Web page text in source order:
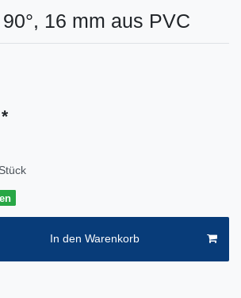
16 mm aus PVC
*
In den Warenkorb